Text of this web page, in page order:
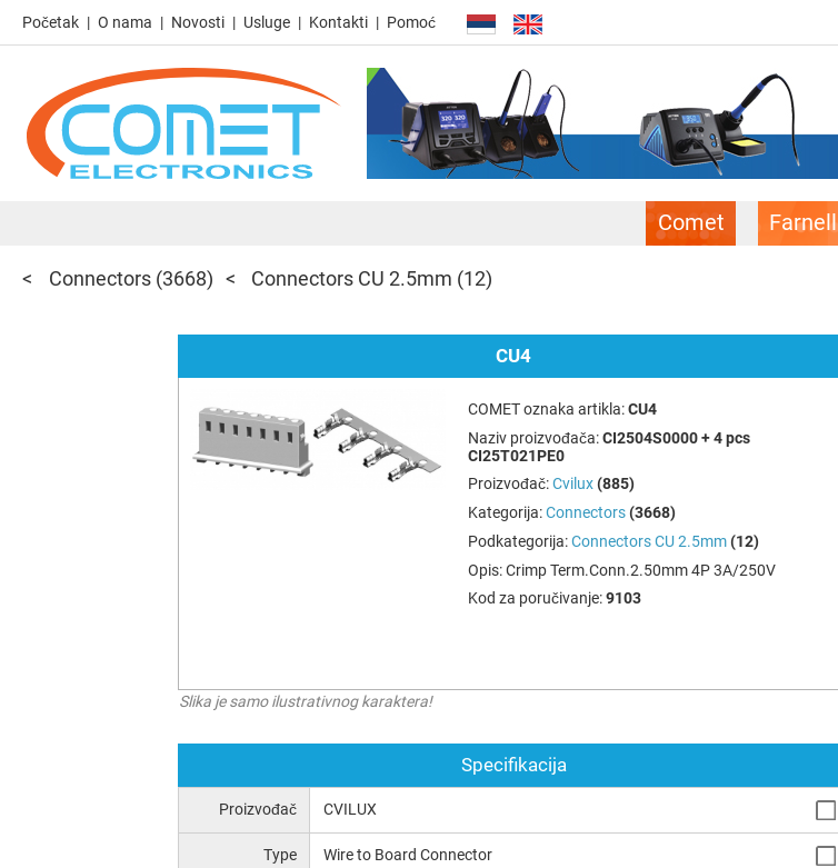
Početak O nama Novosti Usluge Kontakti Pomoć
Comet Farnell
Connectors (3668) Connectors CU 2.5mm (12)
CU4
COMET oznaka artikla:CU4
Naziv proizvođača:CI2504S0000 + 4 pcs
CI25T021PE0
Proizvođač:Cvilux (885)
Kategorija:Connectors (3668)
Podkategorija:Connectors CU 2.5mm (12)
Opis:Crimp Term.Conn.2.50mm 4P 3A/250V
Kod za poručivanje:9103
Slika je samo ilustrativnog karaktera!
Specifikacija
Proizvođač CVILUX
Type Wire to Board Connector